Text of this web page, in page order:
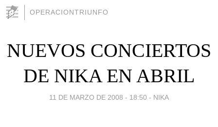
OPERACIONTRIUNFO
NUEVOS CONCIERTOS
DE NIKA EN ABRIL
11 DE MARZO DE 2008 - 18:50 - NIKA